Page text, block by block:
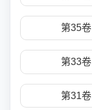
第35卷
第33卷
第31卷